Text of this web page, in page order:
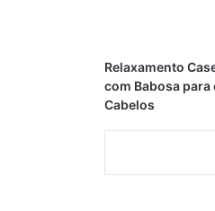
Relaxamento
com Babosa para
Cabelos